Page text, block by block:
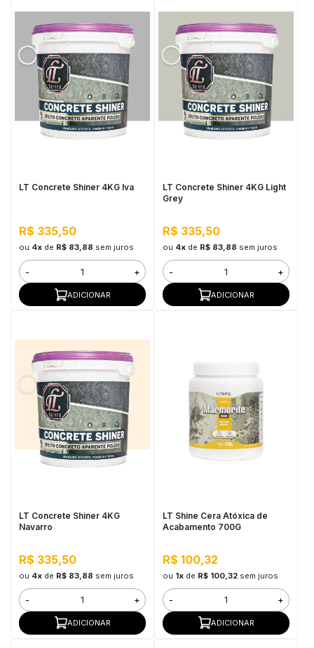
LT Concrete Shiner 4KG Iva
R$ 335,50
ou 4xde R$ 83,88 sem juros
- +
ADICIONAR
LT Concrete Shiner 4KG Light
Grey
R$ 335,50
ou 4xde R$ 83,88 sem juros
- +
ADICIONAR
LT Concrete Shiner 4KG
Navarro
R$ 335,50
ou 4xde R$ 83,88 sem juros
- +
ADICIONAR
LT Shine Cera Atóxica de
Acabamento 700G
R$ 100,32
ou 1xde R$ 100,32 sem juros
- +
ADICIONAR